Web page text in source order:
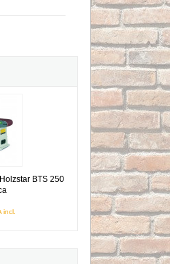
BTS 250
incl.
Holzstar BTS 250 - Monofásica